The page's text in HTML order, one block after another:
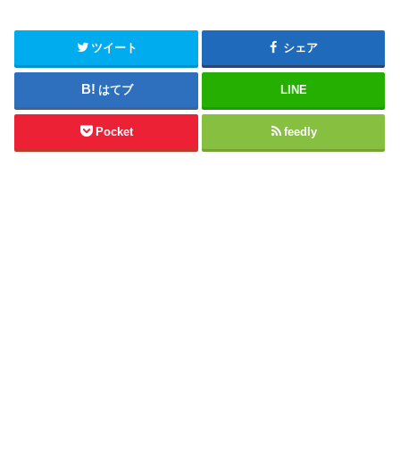
ツイート シェア
はてブ LINE
Pocket feedly